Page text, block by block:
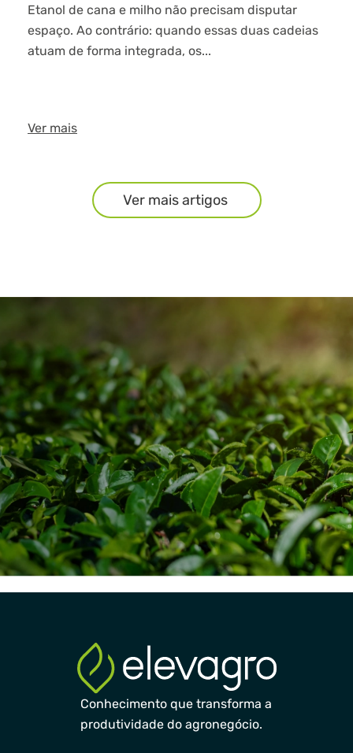
Etanol de cana e milho não precisam disputar
espaço. Ao contrário: quando essas duas cadeias
atuam de forma integrada, os...
Ver mais
Ver mais artigos
Conhecimento que transforma a
produtividade do agronegócio.